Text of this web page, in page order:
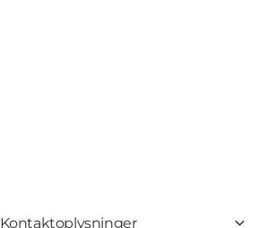
Kontaktoplysninger